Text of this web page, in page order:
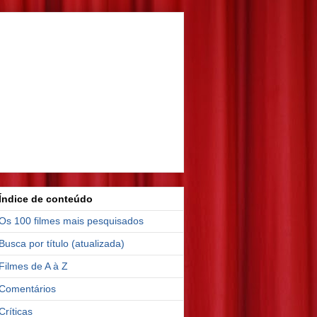
de conteúdo
100 filmes mais pesquisados
por título (atualizada)
de A à Z